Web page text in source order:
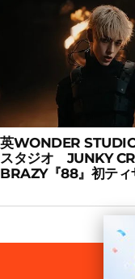
英WONDER
スタジオ JUNKY
BRAZY『88』初ティ